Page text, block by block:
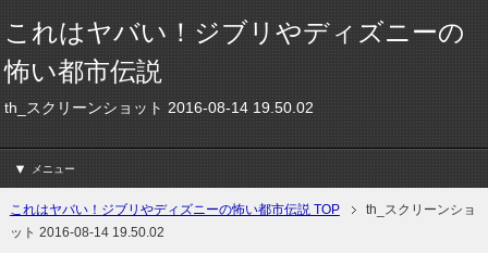
これはヤバい！ジブリやディズニーの
怖い都市伝説
th_スクリーンショット 2016-08-14 19.50.02
メニュー
これはヤバい！ジブリやディズニーの怖い都市伝説 TOP
th_スクリーンショ
ット 2016-08-14 19.50.02